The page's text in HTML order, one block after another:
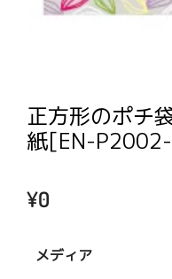
正方形のポチ
紙[EN-
¥0
メディア